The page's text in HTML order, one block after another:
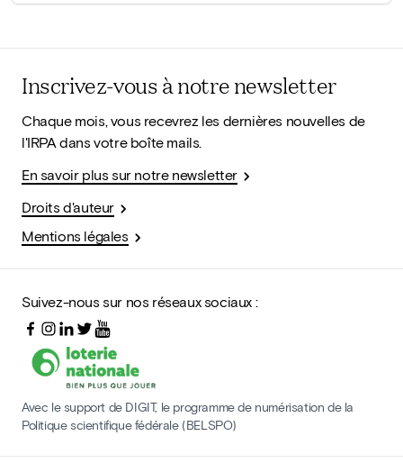
Inscrivez-vous à notre newsletter
Chaque mois, vous recevrez les dernières nouvelles de
l'IRPA dans votre boîte mails.
En savoir plus sur notre newsletter
Droits d'auteur
Mentions légales
Suivez-nous sur nos réseaux sociaux :
Avec le support de DIGIT, le programme de numérisation de la
Politique scientifique fédérale (BELSPO)